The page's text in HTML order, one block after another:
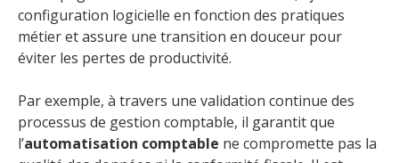
configuration logicielle en fonction des pratiques
métier et assure une transition en douceur pour
éviter les pertes de productivité.
Par exemple, à travers une validation continue des
processus de gestion comptable, il garantit que
l’automatisation comptable ne compromette pas la